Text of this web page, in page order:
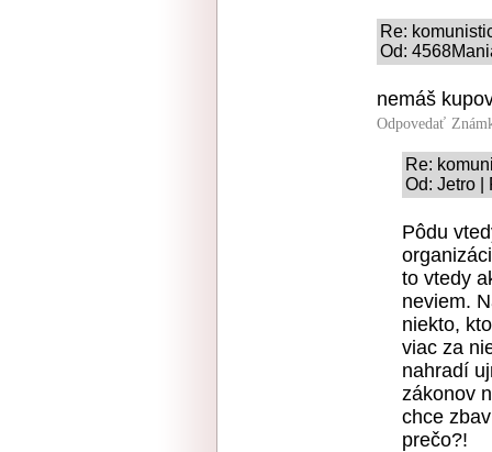
Re:
Od:
nemáš
Odpovedať
Re:
Od: Jetro |
Pôdu
to vtedy
neviem.
niekto,
viac za
nahradí
zákonov
chce
prečo?!